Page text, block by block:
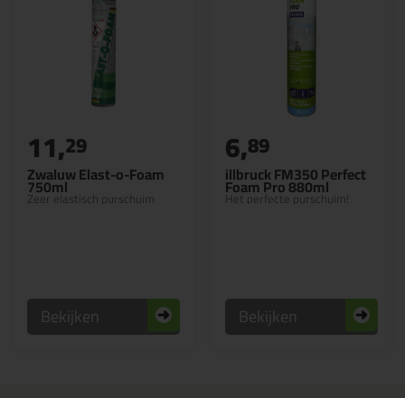
Zwaluw Elast-o-Foam
750ml
Zeer elastisch purschuim
11,29
Bekijken
illbruck FM350 Perfect
Foam Pro 880ml
Het perfecte purschuim!
6,89
Bekijken